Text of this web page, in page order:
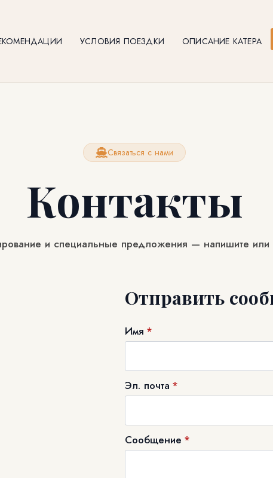
УСЛОВИЯ ПОЕЗДКИ ОПИСАНИЕ КАТЕРА
Связаться с нами
Контакты
и специальные предложения — напишите или
Отправить
Имя *
Эл. почта *
Сообщение *